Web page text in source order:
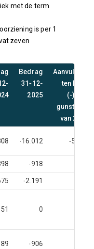
met de term
is per 1
zeven
Bedrag
31-12-
2025
Aanvullend
ten laste
(-)/ ten
gunste (+)
van 2025
-16.012 -5.204
-918
-2.191
0
-906